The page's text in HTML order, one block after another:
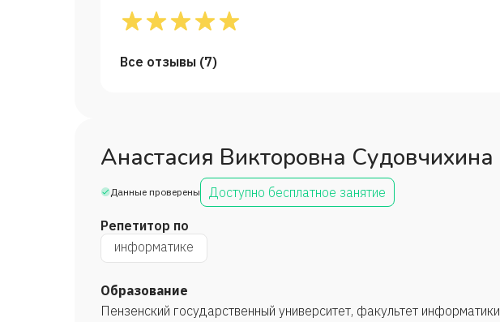
Все отзывы (7)
Анастасия Викторовна Судовчихина
Данные проверены Доступно бесплатное занятие
Репетитор по
информатике
Образование
Пензенский государственный университет, факультет информатики